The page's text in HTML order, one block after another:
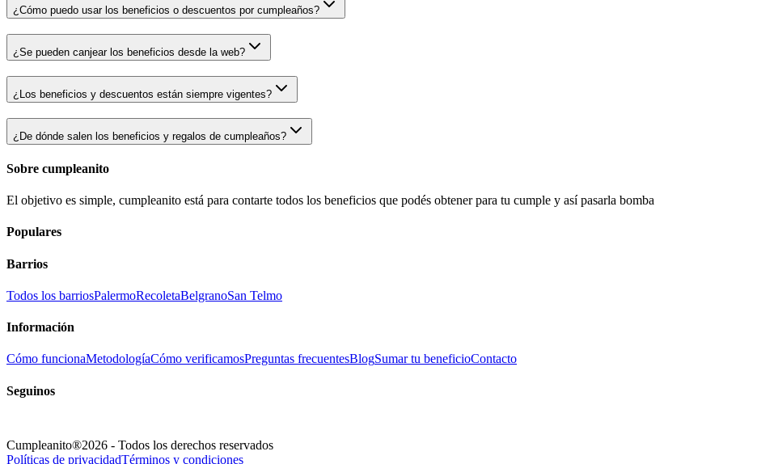
¿Cómo puedo usar los beneficios o descuentos por cumpleaños?
¿Se pueden canjear los beneficios desde la web?
¿Los beneficios y descuentos están siempre vigentes?
¿De dónde salen los beneficios y regalos de cumpleaños?
Sobre cumpleanito
El objetivo es simple, cumpleanito está para contarte todos los beneficios que podés obtener para tu cumple y así pasarla bomba
Populares
Barrios
Todos los barriosPalermoRecoletaBelgranoSan Telmo
Información
Cómo funcionaMetodologíaCómo verificamosPreguntas frecuentesBlogSumar tu beneficioContacto
Seguinos
Cumpleanito®2026 - Todos los derechos reservados
Políticas de privacidadTérminos y condiciones